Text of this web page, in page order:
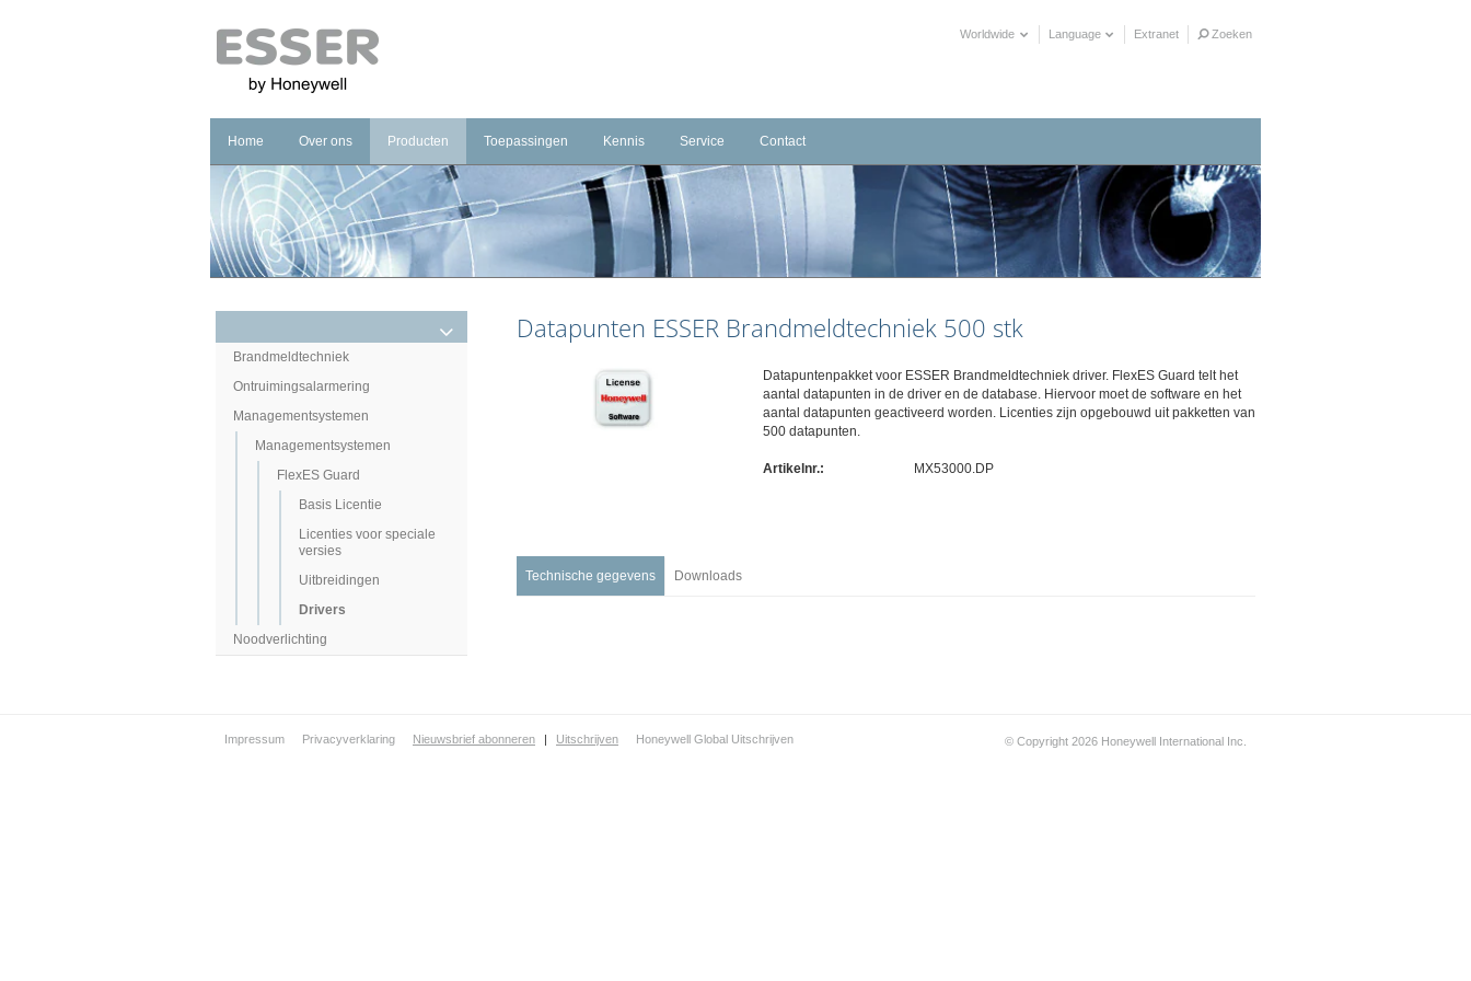
Worldwide Language Extranet Zoeken
Home Over ons
Bedrijf
Merk
Kwaliteit
Producten
Branddetectie
Ontruimingsalarmering
Managementsystemen
Toepassingen
Infrastructuur
Industrie
Openbare gebouwen & Onderwijs
Kennis
Training Beheerder Brandmeld-/Ontruimingsinstallaties
Service
Downloads
Serviceverlening
Agenda
Bim objecten
Contact
Contactformulier
Brandmeldtechniek
Ontruimingsalarmering
Managementsystemen
Managementsystemen
FlexES Guard
Basis Licentie
Licenties voor speciale
versies
Uitbreidingen
Drivers
Noodverlichting
Datapunten ESSER Brandmeldtechniek 500 stk
Datapuntenpakket voor ESSER Brandmeldtechniek driver. FlexES Guard telt het
aantal datapunten in de driver en de database. Hiervoor moet de software en het
aantal datapunten geactiveerd worden. Licenties zijn opgebouwd uit pakketten van
500 datapunten.
Artikelnr.: MX53000.DP
Technische gegevens Downloads
Impressum Privacyverklaring Nieuwsbrief abonneren | Uitschrijven Honeywell Global Uitschrijven © Copyright 2026 Honeywell International Inc.